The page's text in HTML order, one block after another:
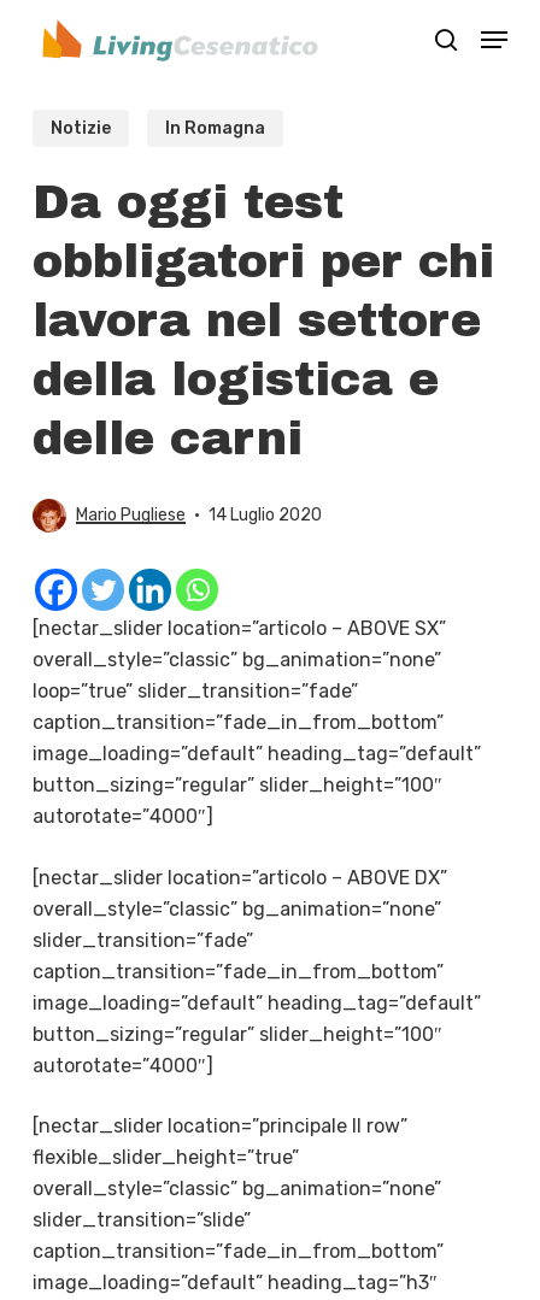
search
Menu
Notizie In Romagna
Da oggi test
obbligatori per chi
lavora nel settore
della logistica e
delle carni
Mario Pugliese 14 Luglio 2020
[nectar_slider location=”articolo – ABOVE SX”
overall_style=”classic” bg_animation=”none”
loop=”true” slider_transition=”fade”
caption_transition=”fade_in_from_bottom”
image_loading=”default” heading_tag=”default”
button_sizing=”regular” slider_height=”100″
autorotate=”4000″]
[nectar_slider location=”articolo – ABOVE DX”
overall_style=”classic” bg_animation=”none”
slider_transition=”fade”
caption_transition=”fade_in_from_bottom”
image_loading=”default” heading_tag=”default”
button_sizing=”regular” slider_height=”100″
autorotate=”4000″]
[nectar_slider location=”principale II row”
flexible_slider_height=”true”
overall_style=”classic” bg_animation=”none”
slider_transition=”slide”
caption_transition=”fade_in_from_bottom”
image_loading=”default” heading_tag=”h3″